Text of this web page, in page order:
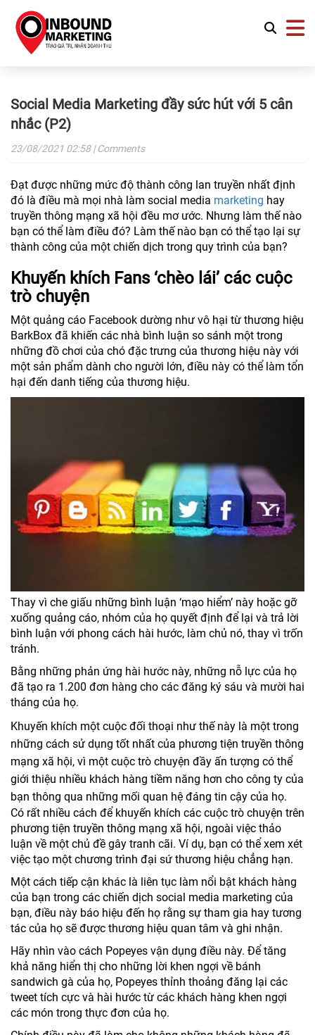
Social Media Marketing đầy sức hút với 5 cân
nhắc (P2)
23/08/2021 02:58| Comments
Đạt được những mức độ thành công lan truyền nhất định
đó là điều mà mọi nhà làm social media marketing hay
truyền thông mạng xã hội đều mơ ước. Nhưng làm thế nào
bạn có thể làm điều đó? Làm thế nào bạn có thể tạo lại sự
thành công của một chiến dịch trong quy trình của bạn?
Khuyến khích Fans ‘chèo lái’ các cuộc
trò chuyện
Một quảng cáo Facebook dường như vô hại từ thương hiệu
BarkBox đã khiến các nhà bình luận so sánh một trong
những đồ chơi của chó đặc trưng của thương hiệu này với
một sản phẩm dành cho người lớn, điều này có thể làm tổn
hại đến danh tiếng của thương hiệu.
Thay vì che giấu những bình luận ‘mạo hiểm’ này hoặc gỡ
xuống quảng cáo, nhóm của họ quyết định để lại và trả lời
bình luận với phong cách hài hước, làm chủ nó, thay vì trốn
tránh.
Bằng những phản ứng hài hước này, những nỗ lực của họ
đã tạo ra 1.200 đơn hàng cho các đăng ký sáu và mười hai
tháng của họ.
Khuyến khích một cuộc đối thoại như thế này là một trong
những cách sử dụng tốt nhất của phương tiện truyền thông
mạng xã hội, vì một cuộc trò chuyện đầy ấn tượng có thể
giới thiệu nhiều khách hàng tiềm năng hơn cho công ty của
bạn thông qua những mối quan hệ đáng tin cậy của họ.
Có rất nhiều cách để khuyến khích các cuộc trò chuyện trên
phương tiện truyền thông mạng xã hội, ngoài việc thảo
luận về một chủ đề gây tranh cãi. Ví dụ, bạn có thể xem xét
việc tạo một chương trình đại sứ thương hiệu chẳng hạn.
Một cách tiếp cận khác là liên tục làm nổi bật khách hàng
của bạn trong các chiến dịch social media marketing của
bạn, điều này báo hiệu đến họ rằng sự tham gia hay tương
tác của họ sẽ được thương hiệu quan tâm và ghi nhận.
Hãy nhìn vào cách Popeyes vận dụng điều này. Để tăng
khả năng hiển thị cho những lời khen ngợi về bánh
sandwich gà của họ, Popeyes thỉnh thoảng đăng lại các
tweet tích cực và hài hước từ các khách hàng khen ngợi
các món trong thực đơn của họ.